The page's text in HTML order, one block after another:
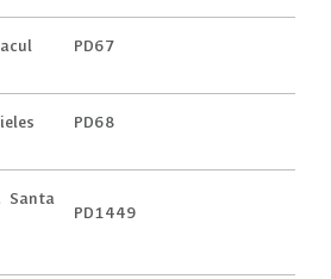
PD67
PD68
Santa
PD1449